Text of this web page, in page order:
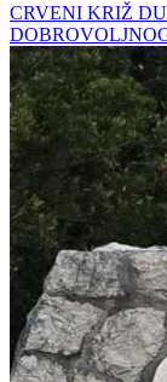
CRVENI KRIŽ